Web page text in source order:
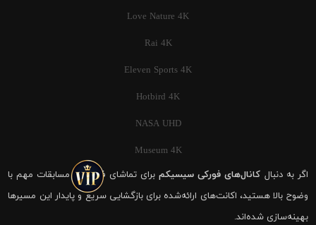
Love Nature 4K
Rai 4K
Eleven Sports 4K
Hotbird 4K
NASA UHD
Museum 4K
اگر به دنبال کانال‌های فورکی سیسیکمبرای تماشای فوتبال و مسابقات مهم با
وضوح بالا هستید، اکانت‌های ارائه‌شده برای بازگشایی سریع و پایدار این مسیرها
بهینه‌سازی شده‌اند.